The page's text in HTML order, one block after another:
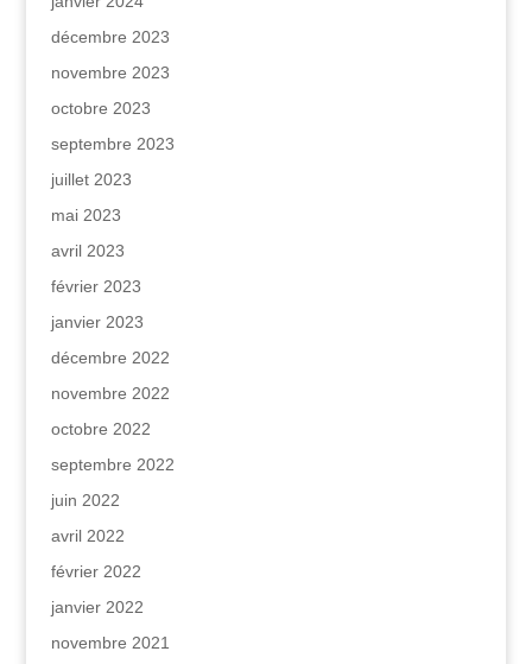
décembre 2023
novembre 2023
octobre 2023
septembre 2023
juillet 2023
mai 2023
avril 2023
février 2023
janvier 2023
décembre 2022
novembre 2022
octobre 2022
septembre 2022
juin 2022
avril 2022
février 2022
janvier 2022
novembre 2021